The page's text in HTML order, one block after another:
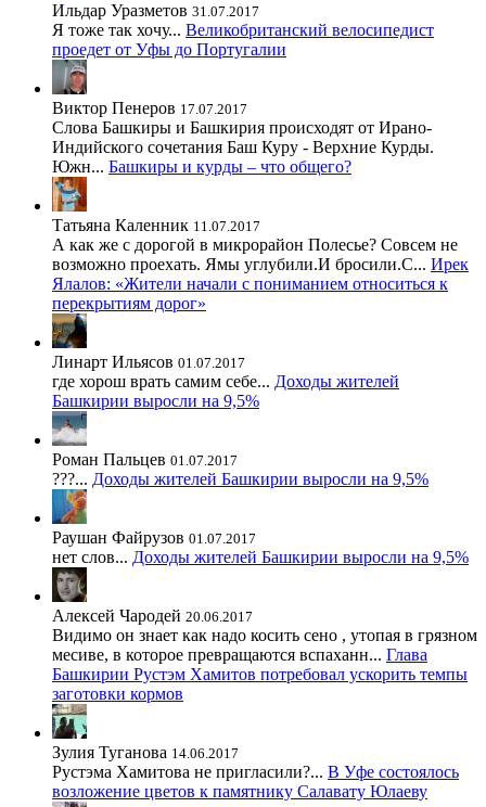
Ильдар Уразметов 31.07.2017
Я тоже так хочу... Великобританский велосипедист
проедет от Уфы до Португалии
Виктор Пенеров 17.07.2017
Слова Башкиры и Башкирия происходят от Ирано-
Индийского сочетания Баш Куру - Верхние Курды.
Южн... Башкиры и курды – что общего?
Татьяна Каленник 11.07.2017
А как же с дорогой в микрорайон Полесье? Совсем не
возможно проехать. Ямы углубили.И бросили.С... Ирек
Ялалов: «Жители начали с пониманием относиться к
перекрытиям дорог»
Линарт Ильясов 01.07.2017
где хорош врать самим себе... Доходы жителей
Башкирии выросли на 9,5%
Роман Пальцев 01.07.2017
???... Доходы жителей Башкирии выросли на 9,5%
Раушан Файрузов 01.07.2017
нет слов... Доходы жителей Башкирии выросли на 9,5%
Алексей Чародей 20.06.2017
Видимо он знает как надо косить сено , утопая в грязном
месиве, в которое превращаются вспаханн... Глава
Башкирии Рустэм Хамитов потребовал ускорить темпы
заготовки кормов
Зулия Туганова 14.06.2017
Рустэма Хамитова не пригласили?... В Уфе состоялось
возложение цветов к памятнику Салавату Юлаеву